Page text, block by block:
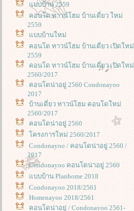
บบบ้าน 2559
คอนโด ทาวน์โฮม บ้านเดี่ยว ใหม่
2559
บบบ้านใหม่
คอนโด ทาวน์โฮม บ้านเดี่ยว เปิดใหม่
2559
คอนโด ทาวน์โฮม บ้านเดี่ยว เปิดใหม่
2560/2017
คอนโดน่าอยู่ 2560 Condonayoo
2017
บ้านเดี่ยว ทาวน์โฮม คอนโดใหม่
2560/2017
คอนโดน่าอยู่ 2560
ครงการใหม่ 2560/2017
Condonayoo / คอนโดน่าอยู่ 2560 /
2017
Condonayoo คอนโดน่าอยู่ 2560
บบบ้าน Planhome 2018
Condonayoo 2018/2561
Homenayoo 2018/2561
คอนโดน่าอยู่ / Condonayoo 2561-